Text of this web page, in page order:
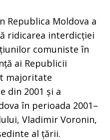
Republica Moldova a
ridicarea interdicției
comuniste în
ai Republicii
majoritate
din 2001 și a
în perioada 2001–
Vladimir Voronin,
al țării.